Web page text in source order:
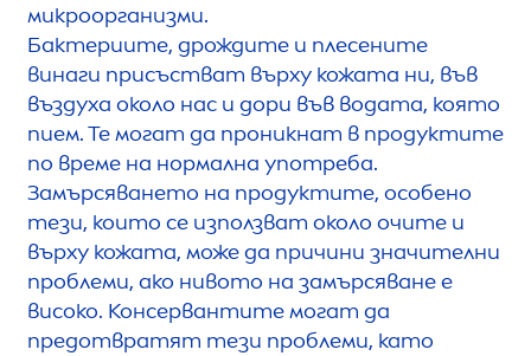
микроорганизми.
Бактериите, дрождите и плесените
винаги присъстват върху кожата ни, във
въздуха около нас и дори във водата, която
пием. Те могат да проникнат в продуктите
по време на нормална употреба.
Замърсяването на продуктите, особено
тези, които се използват около очите и
върху кожата, може да причини значителни
проблеми, ако нивото на замърсяване е
високо. Консервантите могат да
предотвратят тези проблеми, като